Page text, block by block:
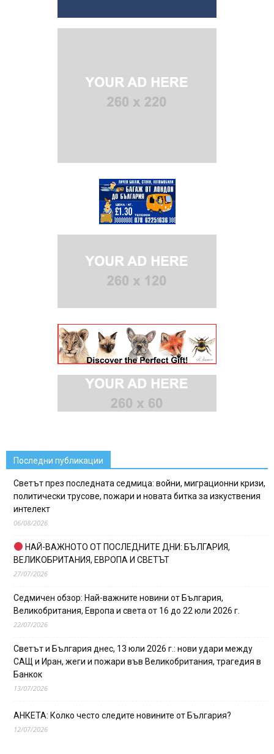
Последни публикации
Светът през последната седмица: войни, миграционни кризи,
политически трусове, пожари и новата битка за изкуствения
интелект
06/08/2026
НАЙ-ВАЖНОТО ОТ ПОСЛЕДНИТЕ ДНИ: БЪЛГАРИЯ,
ВЕЛИКОБРИТАНИЯ, ЕВРОПА И СВЕТЪТ
27/07/2026
Седмичен обзор: Най-важните новини от България,
Великобритания, Европа и света от 16 до 22 юли 2026 г.
22/07/2026
Светът и България днес, 13 юли 2026 г.: нови удари между
САЩ и Иран, жеги и пожари във Великобритания, трагедия в
Банкок
13/07/2026
АНКЕТА: Колко често следите новините от България?
12/07/2026